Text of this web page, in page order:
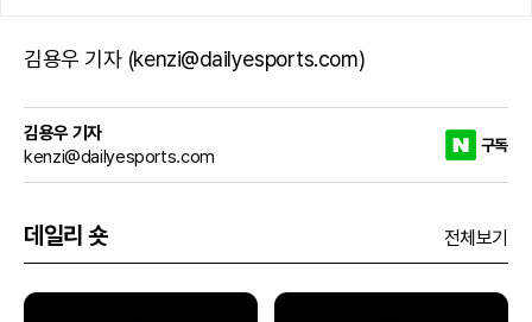
김용우 기자 (kenzi@dailyesports.com)
김용우 기자
kenzi@dailyesports.com
구독
데일리 숏 전체보기